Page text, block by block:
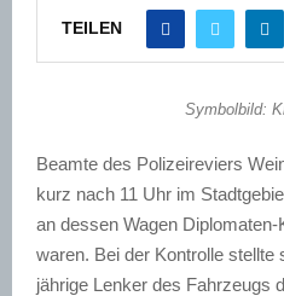
TEILEN
Symbolbild:
Beamte des Polizeireviers
kurz nach 11 Uhr im
an dessen Wagen
waren. Bei der Kontrolle
jährige Lenker des Fahrzeugs